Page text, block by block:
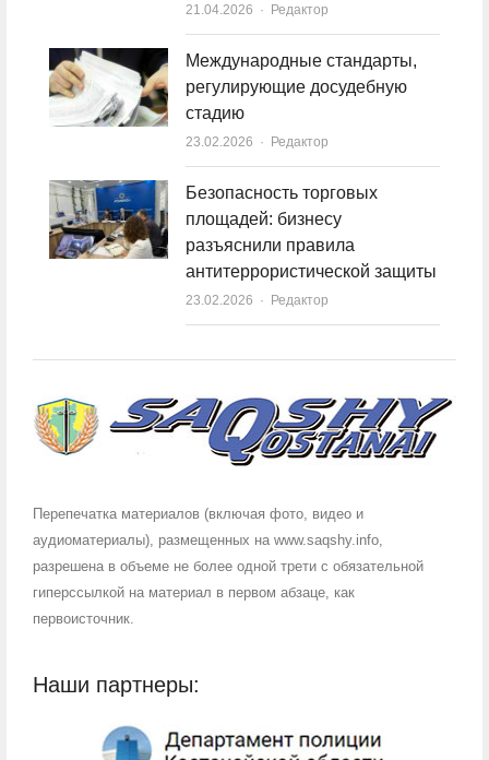
21.04.2026 Author
Редактор
Международные стандарты,
регулирующие досудебную
стадию
23.02.2026 Author
Редактор
Безопасность торговых
площадей: бизнесу
разъяснили правила
антитеррористической защиты
23.02.2026 Author
Редактор
Перепечатка материалов (включая фото, видео и
аудиоматериалы), размещенных на www.saqshy.info,
разрешена в объеме не более одной трети с обязательной
гиперссылкой на материал в первом абзаце, как
первоисточник.
Наши партнеры: